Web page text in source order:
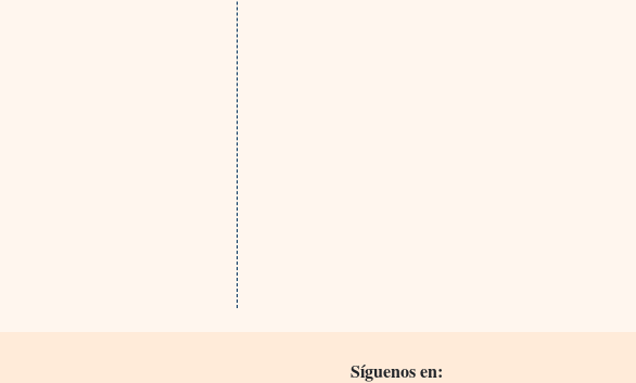
Síguenos en: